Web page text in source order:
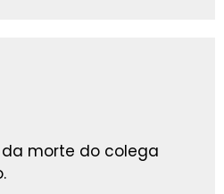
morte do colega